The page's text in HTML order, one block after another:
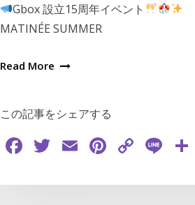
Gbox 設立15周年イベント
MATINÉE SUMMER
Read More
この記事をシェアする
Facebook
Twitter
EmailPinterest
Copy
Line